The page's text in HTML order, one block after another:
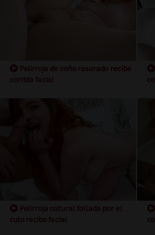
Pelirroja de coño rasurado recibe
corrida facial
Pelirroja natural follada por el
culo recibe facial